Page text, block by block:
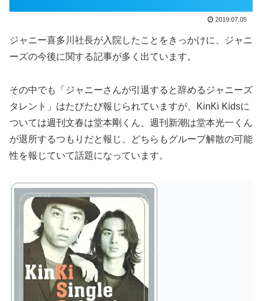
2019.07.05
ジャニー喜多川社長が入院したことをきっかけに、ジャニ
ーズの今後に関する記事が多く出ています。
その中でも「ジャニーさんが引退すると辞めるジャニーズ
タレント」はたびたび報じられていますが、KinKi Kidsに
ついては週刊文春は堂本剛くん、週刊新潮は堂本光一くん
が退所するつもりだと報じ、どちらもグループ解散の可能
性を報じていて話題になっています。